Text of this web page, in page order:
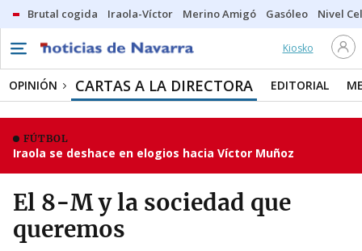
Brutal cogida Iraola-Víctor Merino Amigó Gasóleo Nivel
Kiosko
OPINIÓN CARTAS A LA DIRECTORA EDITORIAL
FÚTBOL
Iraola se deshace en elogios hacia Víctor Muñoz
El 8-M y la sociedad que
queremos